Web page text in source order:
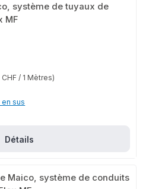
CHF / 1 Mètres)
sus
Détails